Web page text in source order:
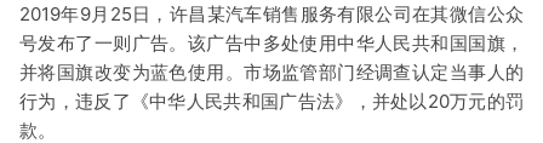
2019年9月25日，许昌某汽车销售服务有限公司在其微信公众
号发布了一则广告。该广告中多处使用中华人民共和国国旗，
并将国旗改变为蓝色使用。市场监管部门经调查认定当事人的
行为，违反了《中华人民共和国广告法》，并处以20万元的罚
款。